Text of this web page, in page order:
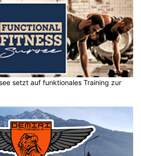
setzt auf funktionales Training zur